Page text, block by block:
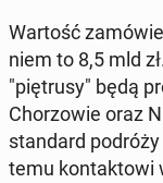
Wartość
niem to 8,5 mld
"pię­tru­sy" będą
Cho­rzo­wie oraz
stan­dard
temu kon­tak­to­wi